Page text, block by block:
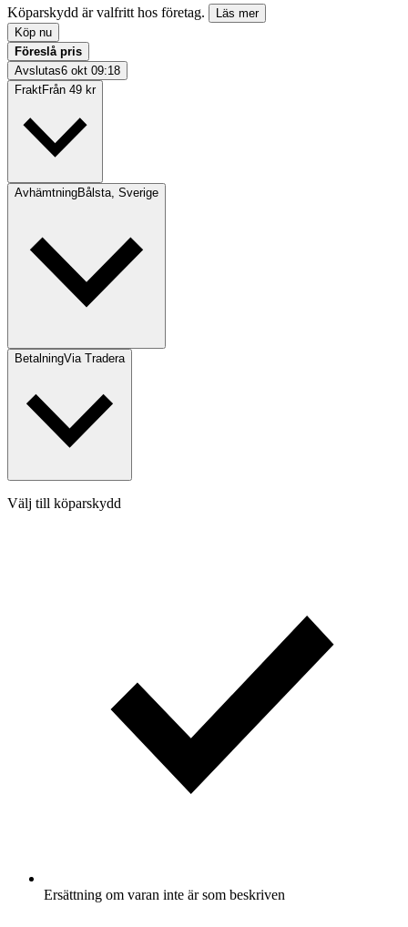
Köparskydd är valfritt hos företag.
Läs mer
Köp nu
Föreslå pris
Avslutas6 okt 09:18
FraktFrån 49 kr
AvhämtningBålsta, Sverige
BetalningVia Tradera
Välj till köparskydd
Ersättning om varan inte är som beskriven